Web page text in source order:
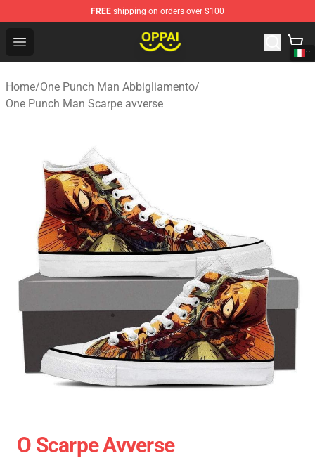
FREE shipping on orders over $100
Open menu
Oppai Store - Official Oppai Merchandise Shop
Home/One Punch Man Abbigliamento/
One Punch Man Scarpe avverse
O Scarpe Avverse